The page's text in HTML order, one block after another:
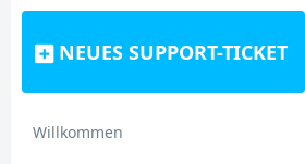
NEUES SUPPORT-TICKET
Willkommen